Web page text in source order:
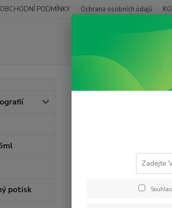
OBCHODNÍ PODMÍNKY Ochrana osobních údajů
potisk
Miluji Tě 2